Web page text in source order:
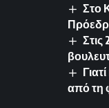
Στο
από τη